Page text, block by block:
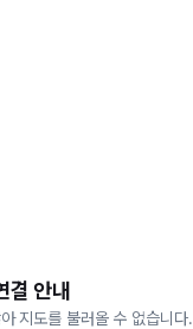
결 안내
지도를 불러올 수 없습니다.